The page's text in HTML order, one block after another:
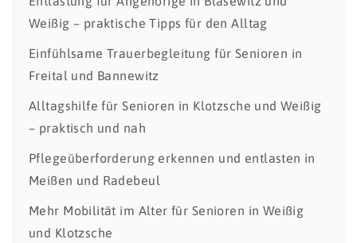
Weißig – praktische Tipps für den Alltag
Einfühlsame Trauerbegleitung für Senioren in
Freital und Bannewitz
Alltagshilfe für Senioren in Klotzsche und Weißig
– praktisch und nah
Pflegeüberforderung erkennen und entlasten in
Meißen und Radebeul
Mehr Mobilität im Alter für Senioren in Weißig
und Klotzsche